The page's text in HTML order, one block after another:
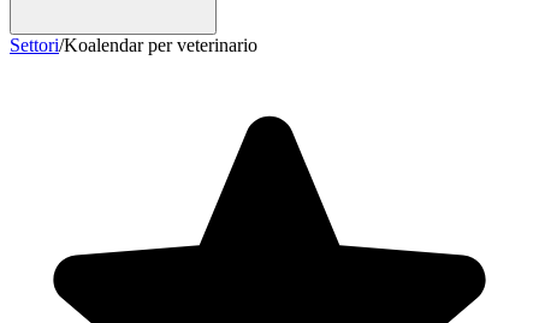
Settori/Koalendar per veterinario